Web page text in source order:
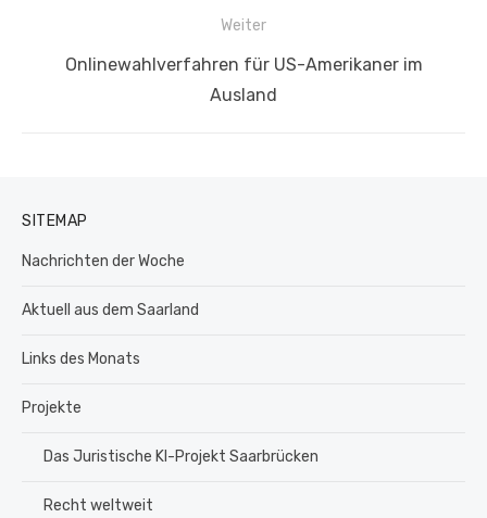
Weiter
Nächster
Onlinewahlverfahren für US-Amerikaner im
Ausland
SITEMAP
Nachrichten der Woche
Aktuell aus dem Saarland
Links des Monats
Projekte
Das Juristische KI-Projekt Saarbrücken
Recht weltweit